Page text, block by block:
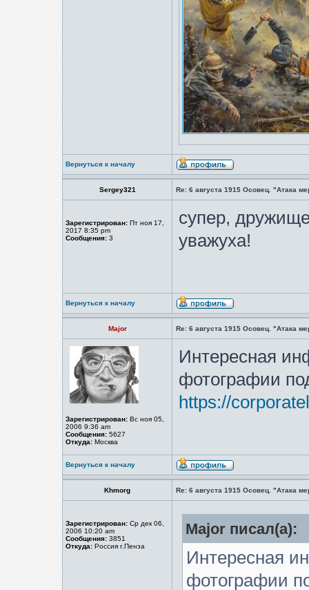
Вернуться к началу
Sergey321 Re: 6 августа 1915 Осовец. "Атака
Зарегистрирован: Пт ноя 17,
2017 8:35 pm
Сообщения: 3
супер,
уважуха!
Вернуться к началу
Major Re: 6 августа 1915 Осовец. "Атака
Зарегистрирован: Вс ноя 05,
2006 9:36 am
Сообщения: 5627
Откуда: Москва
Интересная
фотографии
https://
Вернуться к началу
Khmorg Re: 6 августа 1915 Осовец. "Атака
Зарегистрирован: Ср дек 06,
2006 10:20 am
Сообщения: 3851
Откуда: Россия г.Пенза
Major писал(а):
Интересная
фотографии